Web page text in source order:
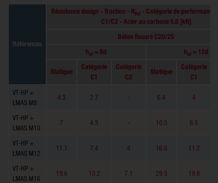
Références
Résistance design - Traction - NRd - Catégorie de performance
C1/C2 - Acier au carbone 5.8 [kN]
Béton fissuré C20/25
hef = 8d hef= 12d
Statique
Catégorie
C1
Catégorie
C2
Statique
Catégorie
C1
VT-HP +
LMAS M8
4.3 2.7 - 6.4 4
VT-HP +
LMAS M10
7 4.3 - 10.5 6.5
VT-HP +
LMAS M12
11.1 7.4 4 16.6 11.2
VT-HP +
LMAS M16
19.6 13.2 7.1 29.5 19.8